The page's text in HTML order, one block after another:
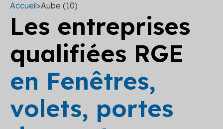
Accueil>Aube (10)
Les entreprises
qualifiées RGE
en Fenêtres,
volets, portes